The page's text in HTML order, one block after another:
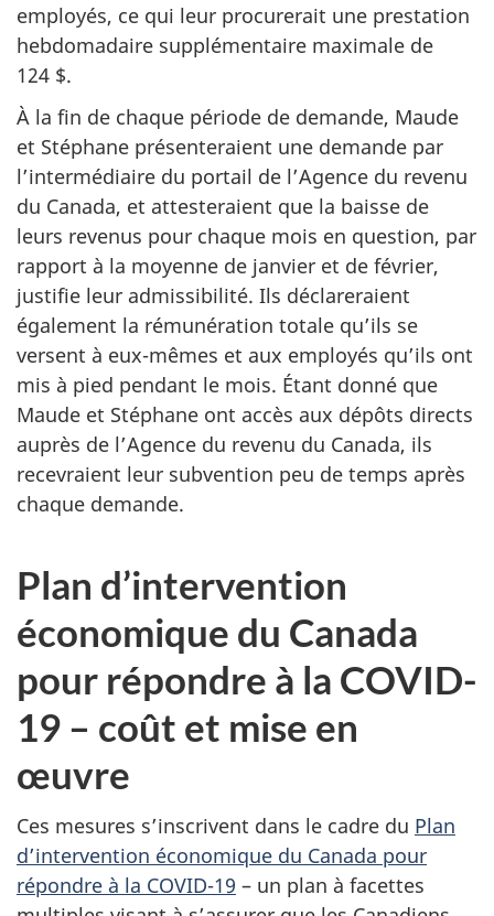
employés, ce qui leur procurerait une prestation
hebdomadaire supplémentaire maximale de
124 $.
À la fin de chaque période de demande, Maude
et Stéphane présenteraient une demande par
l’intermédiaire du portail de l’Agence du revenu
du Canada, et attesteraient que la baisse de
leurs revenus pour chaque mois en question, par
rapport à la moyenne de janvier et de février,
justifie leur admissibilité. Ils déclareraient
également la rémunération totale qu’ils se
versent à eux-mêmes et aux employés qu’ils ont
mis à pied pendant le mois. Étant donné que
Maude et Stéphane ont accès aux dépôts directs
auprès de l’Agence du revenu du Canada, ils
recevraient leur subvention peu de temps après
chaque demande.
Plan d’intervention
économique du Canada
pour répondre à la COVID-
19 – coût et mise en
œuvre
Ces mesures s’inscrivent dans le cadre du Plan
d’intervention économique du Canada pour
répondre à la COVID-19 – un plan à facettes